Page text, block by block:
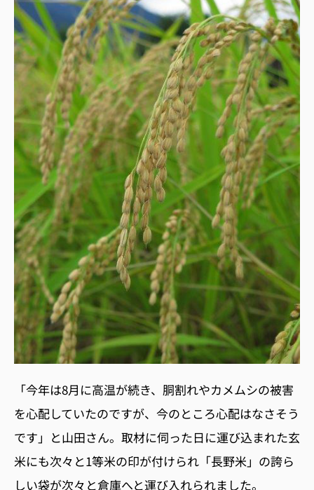
「今年は8月に高温が続き、胴割れやカメムシの被害
を心配していたのですが、今のところ心配はなさそう
です」と山田さん。取材に伺った日に運び込まれた玄
米にも次々と1等米の印が付けられ「長野米」の誇ら
しい袋が次々と倉庫へと運び入れられました。